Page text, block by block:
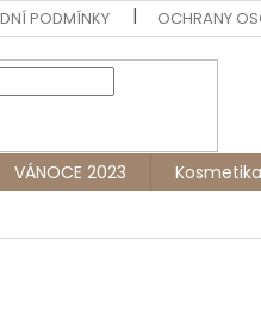
PODMÍNKY OCHRANY
VÁNOCE 2023 Kosmetika